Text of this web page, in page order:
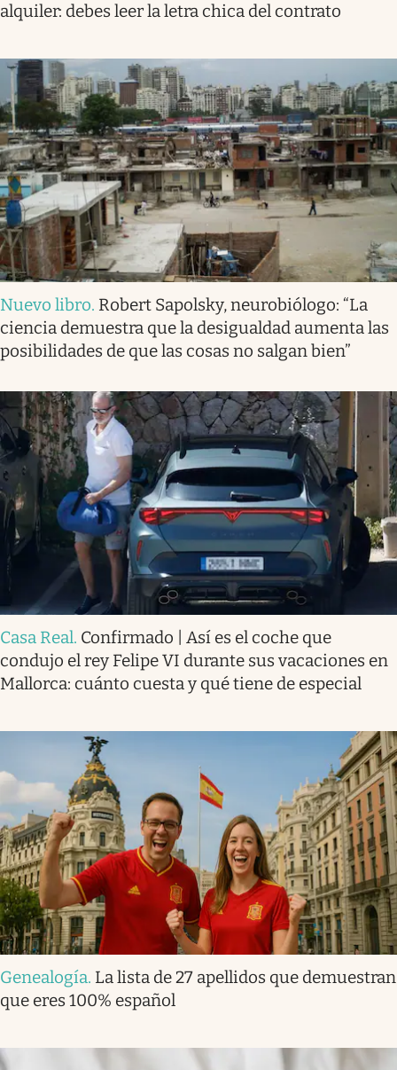
alquiler: debes leer la letra chica del contrato
Nuevo libro. Robert Sapolsky, neurobiólogo: “La
ciencia demuestra que la desigualdad aumenta las
posibilidades de que las cosas no salgan bien”
Casa Real. Confirmado | Así es el coche que
condujo el rey Felipe VI durante sus vacaciones en
Mallorca: cuánto cuesta y qué tiene de especial
Genealogía. La lista de 27 apellidos que demuestran
que eres 100% español